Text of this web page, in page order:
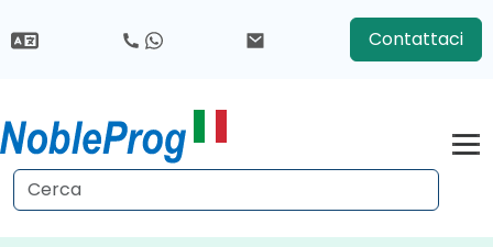
Contattaci